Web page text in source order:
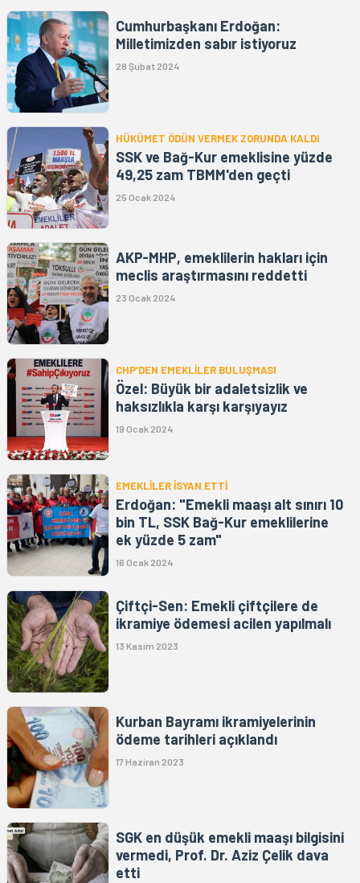
Cumhurbaşkanı Erdoğan:
Milletimizden sabır istiyoruz
28 Şubat 2024
HÜKÜMET ÖDÜN VERMEK ZORUNDA KALDI
SSK ve Bağ-Kur emeklisine yüzde
49,25 zam TBMM'den geçti
25 Ocak 2024
AKP-MHP, emeklilerin hakları için
meclis araştırmasını reddetti
23 Ocak 2024
CHP’DEN EMEKLİLER BULUŞMASI
Özel: Büyük bir adaletsizlik ve
haksızlıkla karşı karşıyayız
19 Ocak 2024
EMEKLİLER İSYAN ETTİ
Erdoğan: "Emekli maaşı alt sınırı 10
bin TL, SSK Bağ-Kur emeklilerine
ek yüzde 5 zam"
16 Ocak 2024
Çiftçi-Sen: Emekli çiftçilere de
ikramiye ödemesi acilen yapılmalı
13 Kasım 2023
Kurban Bayramı ikramiyelerinin
ödeme tarihleri açıklandı
17 Haziran 2023
SGK en düşük emekli maaşı bilgisini
vermedi, Prof. Dr. Aziz Çelik dava
etti